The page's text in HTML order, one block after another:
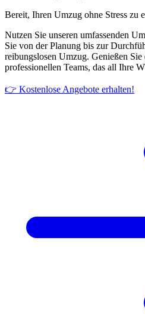
Bereit, Ihren Umzug ohne Stress zu
Nutzen Sie unseren umfassenden
Sie von der Planung bis zur
reibungslosen Umzug. Genießen
professionellen Teams, das all Ihre
👉 Kostenlose Angebote erhalten!